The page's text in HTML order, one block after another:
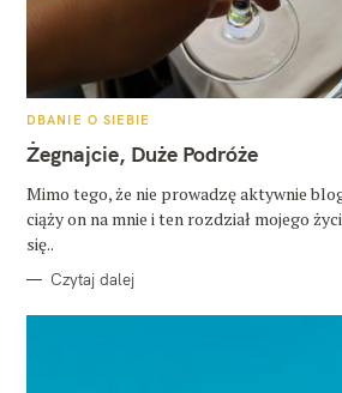
K
T
E
O
R
I
DBANIE O SIEBIE
Żegnajcie, Duże Podróże
Mimo tego, że nie prowadzę aktywnie
ciąży on na mnie i ten rozdział mojego
się..
Czytaj dalej